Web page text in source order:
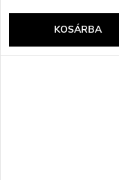
KOSÁRBA